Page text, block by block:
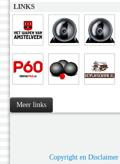
LINKS
Meer links
Copyright en Disclaimer|